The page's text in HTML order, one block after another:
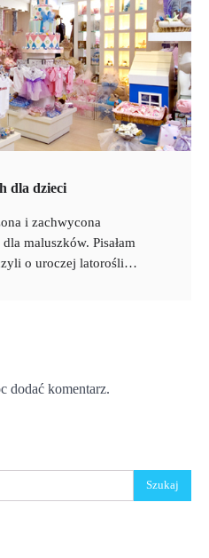
dla dzieci
i zachwycona
maluszków. Pisałam
o uroczej latorośli…
dodać komentarz.